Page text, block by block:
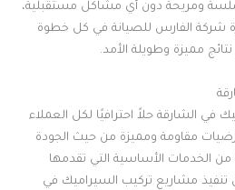
ومريحة دون أي مشاكل مستقبلية،
شركة الفارس للصيانة في كل خطوة
مميزة وطويلة الأمد.
في الشارقة حلاً احترافيًا لكل العملاء
مقاومة ومميزة من حيث الجودة
من الخدمات الأساسية التي تقدمها
مشاريع تركيب السيراميك في